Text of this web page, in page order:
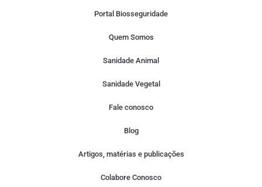
Portal Biosseguridade
Quem Somos
Sanidade Animal
Sanidade Vegetal
Fale conosco
Blog
Artigos, matérias e publicações
Colabore Conosco